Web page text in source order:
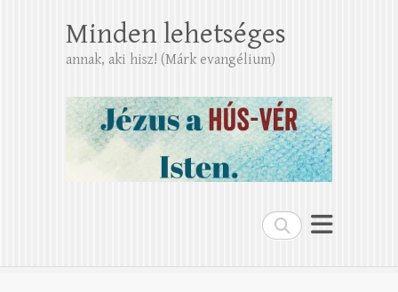
Search
Minden lehetséges
annak, aki hisz! (Márk evangélium)